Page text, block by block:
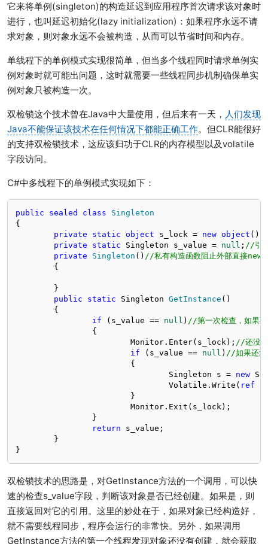
它来将单例(singleton)的构造延迟到应用程序首次请求该对象时
进行，也叫延迟初始化(lazy initialization)：如果程序永远不请
求对象，则对象永远不会被构造，从而可以节省时间和内存。
单线程下的单例模式实现很简单，但当多个线程同时请求单例实
例对象时就可能出问题，这时就需要一些线程同步机制确保单实
例对象只被构造一次。
双检锁这个技术曾在Java中大量使用，但后来有一天， 人们发现
Java不能保证该技术在任何情况下都能正确工作。但CLR能很好
的支持双检锁技术，这应该归功于CLR的内存模型以及volatile
字段访问。
C#中多线程下的单例模式实现如下：
public sealed class
Singleton
{
private
static object s_lock = new object ();
private
static Singleton s_value = null ; //引
private
Singleton () //私有构造函数阻止外部直接new
public
static Singleton GetInstance ()
if (s_value == null ) //第一次检查，如果不
			Monitor.Enter(s_lock);
//还没有
if (s_value == null ) //如果还没
				Singleton s =
new
				Volatile.Write(
ref
return s_value;
}
双检锁技术的思路是，对GetInstance方法的一个调用，可以快
速的检查s_value字段，判断该对象是否已经创建。如果是，则
直接返回对它的引用。这里的妙处在于，如果对象已经构造好，
就不需要线程同步，程序会运行的非常快。另外，如果调用
GetInstance方法的第一个线程发现对象还没有创建，就会获取